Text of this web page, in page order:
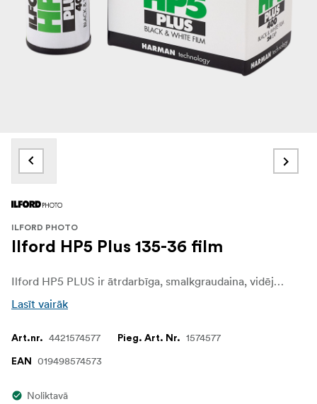
ILFORD PHOTO
Ilford HP5 Plus 135-36 film
Ilford HP5 PLUS ir ātrdarbīga, smalkgraudaina, vidēja kontrasta melnbalta filma, kas ir lieliska izvēle žurnālistikas, dokumentālās, ceļojumu, sporta, darbības un iekštelpu gaismā pieejamās fotogrāfijas uzņemšanai.
Lasīt vairāk
Art.nr. 4421574577 Pieg. Art. Nr. 1574577
EAN 019498574573
Noliktavā